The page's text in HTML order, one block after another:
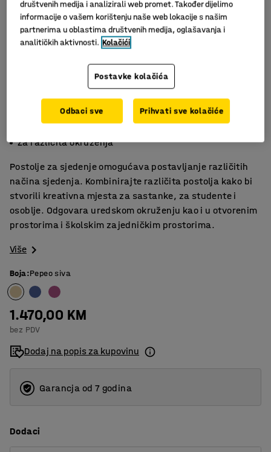
Slični proizvodi
Za spontano okupljanje
Funkcionalno i prilagodljivo
Za različita okruženja
Postolje za sjedenje omogućava postavljanje različitih
načina sjedenja. Kombinirajte različita postolja kako bi
stvorili kreativna mjesta za sastanke, za studente i
osoblje. Odgovara uredskom okruženju kao i u otvorenim
prostorima i školskim zajedničkim prostorima.
Više
Boja:Pepeo siva
1.470,00 KM
bez PDV
Dodaj na popis za kupovinu
Garancja od 7 godina
Dodaci
društvenih medija i analizirali web promet. Također dijelimo
informacije o vašem korištenju naše web lokacije s našim
partnerima u oblastima društvenih medija, oglašavanja i
analitičkih aktivnosti. Kolačići
Postavke kolačića
Odbaci sve Prihvati sve kolačiće